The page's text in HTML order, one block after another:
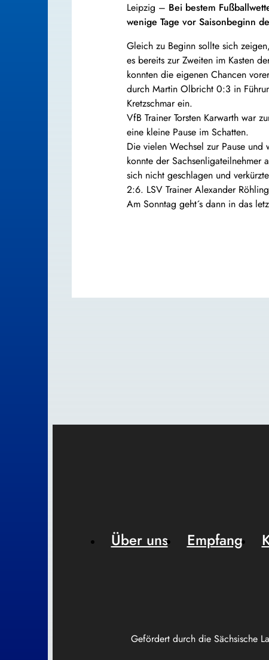
Leipzig – Bei bestem
wenige Tage vor Saisonbeginn
Gleich zu Beginn sollte sich
es bereits zur Zweiten im Kasten
konnten die eigenen Chancen
durch Martin Olbricht 0:3 in
Kretzschmar ein.
VfB Trainer Torsten Karwarth war
eine kleine Pause im Schatten.
Die vielen Wechsel zur Pause
konnte der Sachsenligateilnehmer
sich nicht geschlagen und
2:6. LSV Trainer Alexander
Am Sonntag geht´s dann in das
Gefördert durch die Sächsische
Über uns Empfang